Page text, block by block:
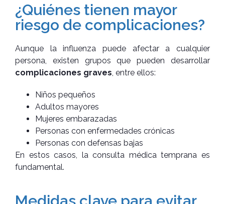
¿Quiénes tienen mayor
riesgo de complicaciones?
Aunque la influenza puede afectar a cualquier
persona, existen grupos que pueden desarrollar
complicaciones graves , entre ellos:
Niños pequeños
Adultos mayores
Mujeres embarazadas
Personas con enfermedades crónicas
Personas con defensas bajas
En estos casos, la consulta médica temprana es
fundamental.